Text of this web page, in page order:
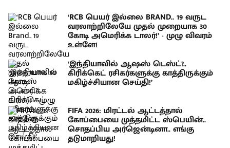
‘RCB பெயர் இல்லை BRAND.. 19 வருட
வரலாற்றிலேயே முதல் முறையாக 30
கோடி அமெரிக்க டாலர்!’ - முழு விவரம்
உள்ளே!
‘இந்தியாவில் ஆஷஸ் டெஸ்ட்?..
கிரிக்கெட் ரசிகர்களுக்கு காத்திருக்கும்
மகிழ்ச்சியான செய்தி!’
FIFA 2026: மிரட்டல் ஆட்டத்தால்
கோப்பையை முத்தமிட்ட ஸ்பெயின்..
சொதப்பிய அர்ஜென்டினா.. எங்கு
தடுமாறியது!